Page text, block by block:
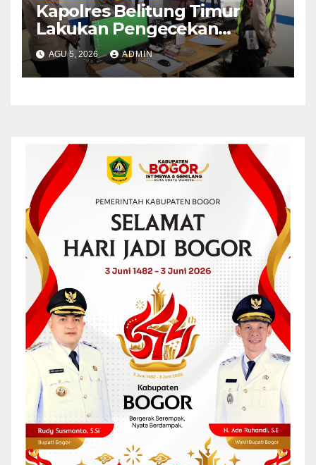
Kapolres Belitung Timur
Lakukan Pengecekan
Pelayanan SIM, Pastikan
Pelayanan Prima bagi
Masyarakat
AGU 5, 2026 ADMIN